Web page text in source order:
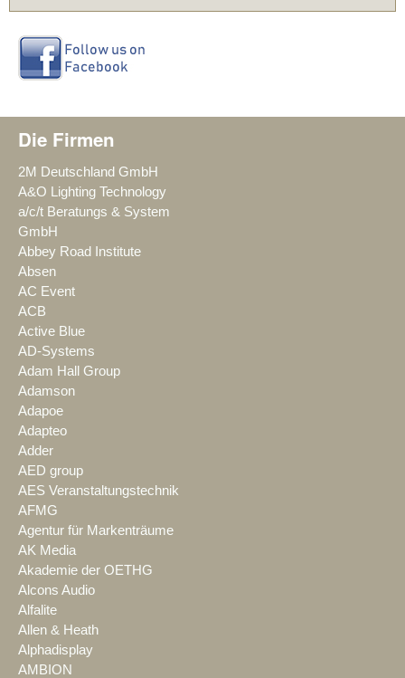
Die Firmen
2M Deutschland GmbH
A&O Lighting Technology
a/c/t Beratungs & System
GmbH
Abbey Road Institute
Absen
AC Event
ACB
Active Blue
AD-Systems
Adam Hall Group
Adamson
Adapoe
Adapteo
Adder
AED group
AES Veranstaltungstechnik
AFMG
Agentur für Markenträume
AK Media
Akademie der OETHG
Alcons Audio
Alfalite
Allen & Heath
Alphadisplay
AMBION